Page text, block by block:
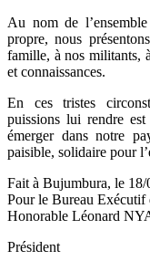
Au nom de
propre, nous
famille, à nos militants,
et connaissances.
En ces tristes
puissions lui rendre
émerger dans notre
paisible, solidaire pour
Fait à Bujumbura, le 18/
Pour le Bureau
Honorable Léonard
Président